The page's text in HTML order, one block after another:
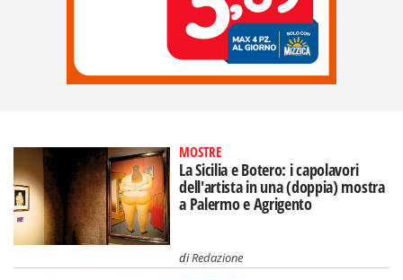
MOSTRE
La Sicilia e Botero: i capolavori
dell'artista in una (doppia) mostra
a Palermo e Agrigento
diRedazione